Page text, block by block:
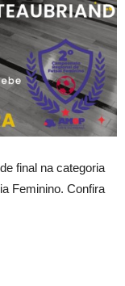
final na categoria
Feminino. Confira